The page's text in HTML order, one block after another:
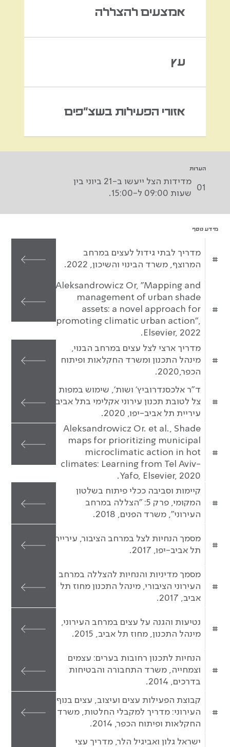
אמצעים להצללה
עץ
אזורי הפעילות בשצ"פים
הערות
מדידות הצל ייעשו ב-21 ביוני בין
שעות 09:00 ל-15:00.
01
מידע נוסף
מדריך לבתי גידול לעצים במרחב
המרוצף, משרד הבינוי והשיכון, 2022.
#
Aleksandrowicz Or, "Mapping and
management of urban shade
assets: a novel approach for
promoting climatic urban action",
Elsevier, 2022.
#
מדריך ארצי לצל עצים במרחב הבנוי,
מינהל התכנון ומשרד החקלאות ופיתוח
הכפר,2020.
#
ד"ר אלכסנדרוביץ' ושות', שימוש במפות
צל לטובת תכנון עירוני אקלימי בתל אביב,
עיריית תל אביב-יפו, 2020.
#
Aleksandrowicz Or. et al., Shade
maps for prioritizing municipal
microclimatic action in hot
climates: Learning from Tel Aviv-
Yafo, Elsevier, 2020.
#
קיימות וסביבה ככלי פיתוח בשלטון
המקומי, פרק 5: "הצללה במרחב
העירוני", משרד הפנים, 2018.
#
מסמך הנחיות לצל במרחב הציבור, עיריית
תל אביב-יפו, 2017.
#
מסמך מדיניות והנחיות להצללה במרחב
העירוני הציבורי, מינהל התכנון מחוז תל
אביב, 2017.
#
נטיעות והגנה על עצים במרחב העירוני,
מינהל התכנון, מחוז תל אביב, 2015.
#
הנחיות לתכנון רחובות בערים: עצמים
וצמחייה, משרד התחבורה והבטיחות
בדרכים, 2014.
#
קבוצת הפעילות עצים ועיצוב, עצים בנוף
העירוני: מדריך למקבלי החלטות, משרד
החקלאות ופיתוח הכפר, 2014.
#
ישראל גלון ואביגיל הלר, מדריך עצי